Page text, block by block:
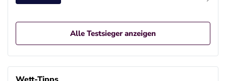
Alle Testsieger anzeigen